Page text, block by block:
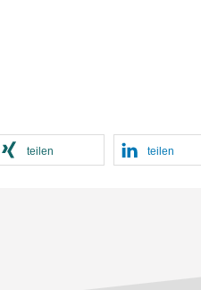
teilen teilen